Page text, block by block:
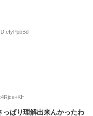
っぱり理解出来んかったわ